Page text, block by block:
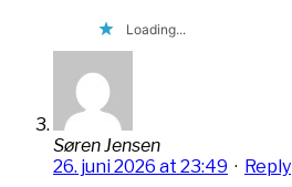
Loading...
Søren Jensen
26. juni 2026 at 23:49 · Reply